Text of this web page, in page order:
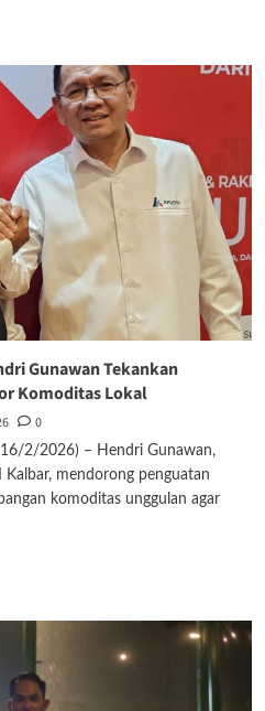
Gunawan Tekankan
Komoditas Lokal
0
2/2026) – Hendri Gunawan,
mendorong penguatan
komoditas unggulan agar